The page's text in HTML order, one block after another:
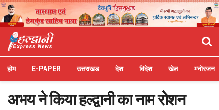
होम E-PAPER उत्तराखंड देश विदेश खेल मनोरंजन
अभय ने किया हल्द्वानी का नाम रोशन